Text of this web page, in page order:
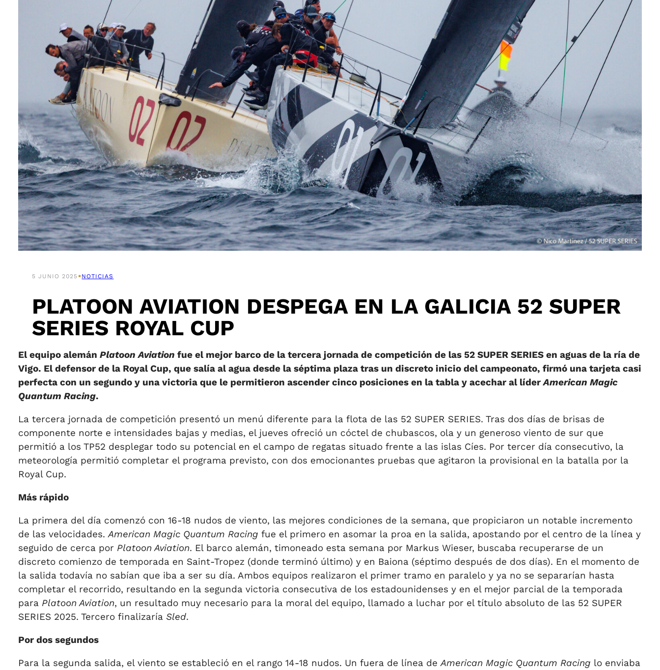
5 JUNIO 2025 •NOTICIAS
PLATOON AVIATION DESPEGA EN LA GALICIA 52 SUPER
SERIES ROYAL CUP
El equipo alemán Platoon Aviation fue el mejor barco de la tercera jornada de competición de las 52 SUPER SERIES en aguas de la ría de
Vigo. El defensor de la Royal Cup, que salía al agua desde la séptima plaza tras un discreto inicio del campeonato, firmó una tarjeta casi
perfecta con un segundo y una victoria que le permitieron ascender cinco posiciones en la tabla y acechar al líderAmerican Magic
Quantum Racing.
La tercera jornada de competición presentó un menú diferente para la flota de las 52 SUPER SERIES. Tras dos días de brisas de
componente norte e intensidades bajas y medias, el jueves ofreció un cóctel de chubascos, ola y un generoso viento de sur que
permitió a los TP52 desplegar todo su potencial en el campo de regatas situado frente a las islas Cíes. Por tercer día consecutivo, la
meteorología permitió completar el programa previsto, con dos emocionantes pruebas que agitaron la provisional en la batalla por la
Royal Cup.
Más rápido
La primera del día comenzó con 16-18 nudos de viento, las mejores condiciones de la semana, que propiciaron un notable incremento
de las velocidades.American Magic Quantum Racing fue el primero en asomar la proa en la salida, apostando por el centro de la línea y
seguido de cerca por Platoon Aviation. El barco alemán, timoneado esta semana por Markus Wieser, buscaba recuperarse de un
discreto comienzo de temporada en Saint-Tropez (donde terminó último) y en Baiona (séptimo después de dos días). En el momento de
la salida todavía no sabían que iba a ser su día. Ambos equipos realizaron el primer tramo en paralelo y ya no se separarían hasta
completar el recorrido, resultando en la segunda victoria consecutiva de los estadounidenses y en el mejor parcial de la temporada
para Platoon Aviation, un resultado muy necesario para la moral del equipo, llamado a luchar por el título absoluto de las 52 SUPER
SERIES 2025. Tercero finalizaría Sled.
Por dos segundos
Para la segunda salida, el viento se estableció en el rango 14-18 nudos. Un fuera de línea deAmerican Magic Quantum Racing lo enviaba